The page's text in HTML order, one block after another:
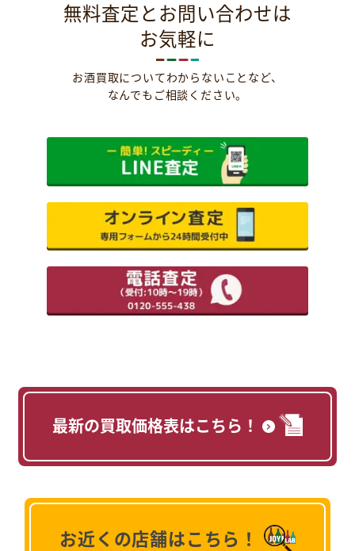
無料査定とお問い合わせは
お気軽に
お酒買取についてわからないことなど、
なんでもご相談ください。
最新の買取価格表はこちら！
お近くの店舗はこちら！